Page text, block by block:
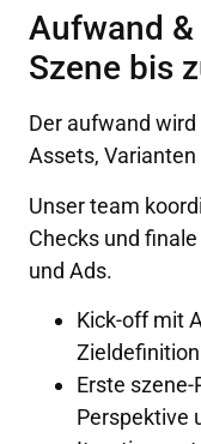
Aufwand
Szene bis
Der aufwand
Assets,
Unser team
Checks und
und Ads.
Kick-off mit
Erste
Perspektive